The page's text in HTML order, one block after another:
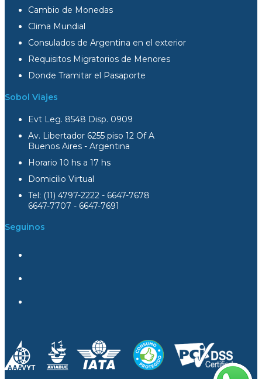
Cambio de Monedas
Clima Mundial
Consulados de Argentina en el exterior
Requisitos Migratorios de Menores
Donde Tramitar el Pasaporte
Sobol Viajes
Evt Leg. 8548 Disp. 0909
Av. Libertador 6255 piso 12 Of A
Buenos Aires - Argentina
Horario 10 hs a 17 hs
Domicilio Virtual
Tel: (11) 4797-2222 - 6647-7678
6647-7707 - 6647-7691
Seguinos